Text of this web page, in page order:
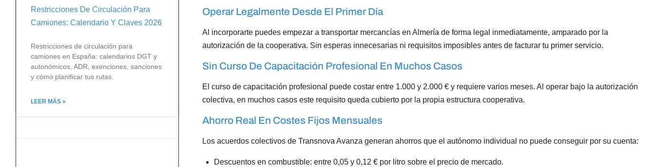
Restricciones De Circulación Para
Camiones: Calendario Y Claves 2026
Restricciones de circulación para
camiones en España: calendarios DGT y
autonómicos, ADR, exenciones, sanciones
y cómo planificar tus rutas.
LEER MÁS »
Operar Legalmente Desde El Primer Día
Al incorporarte puedes empezar a transportar mercancías en Almería de forma legal inmediatamente, amparado por la
autorización de la cooperativa. Sin esperas innecesarias ni requisitos imposibles antes de facturar tu primer servicio.
Sin Curso De Capacitación Profesional En Muchos Casos
El curso de capacitación profesional puede costar entre 1.000 y 2.000 € y requiere varios meses. Al operar bajo la autorización
colectiva, en muchos casos este requisito queda cubierto por la propia estructura cooperativa.
Ahorro Real En Costes Fijos Mensuales
Los acuerdos colectivos de Transnova Avanza generan ahorros que el autónomo individual no puede conseguir por su cuenta:
Descuentos en combustible: entre 0,05 y 0,12 € por litro sobre el precio de mercado.